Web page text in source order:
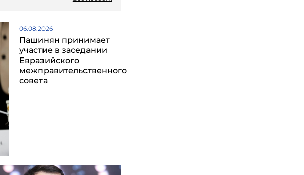
06.08.2026
Пашинян принимает
участие в заседании
Евразийского
межправительственного
совета